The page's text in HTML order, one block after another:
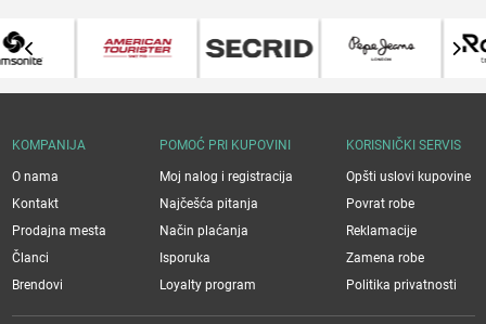
KOMPANIJA
O nama
Kontakt
Prodajna mesta
Članci
Brendovi
POMOĆ PRI KUPOVINI
Moj nalog i registracija
Najčešća pitanja
Način plaćanja
Isporuka
Loyalty program
KORISNIČKI SERVIS
Opšti uslovi kupovine
Povrat robe
Reklamacije
Zamena robe
Politika privatnosti